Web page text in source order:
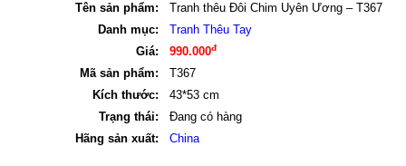
Tên sản phẩm:
Tranh thêu Đôi Chim Uyên Ương – T367
Danh mục:
Tranh Thêu Tay
Giá:
990.000đ
Mã sản phẩm:
T367
Kích thước:
43*53 cm
Trạng thái:
Đang có hàng
Hãng sản xuất:
China